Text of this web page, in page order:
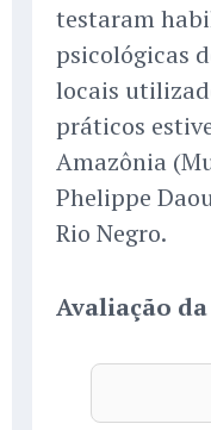
testaram
psicológicas
locais
práticos
Amazônia
Phelippe
Rio Negro.
Avaliação